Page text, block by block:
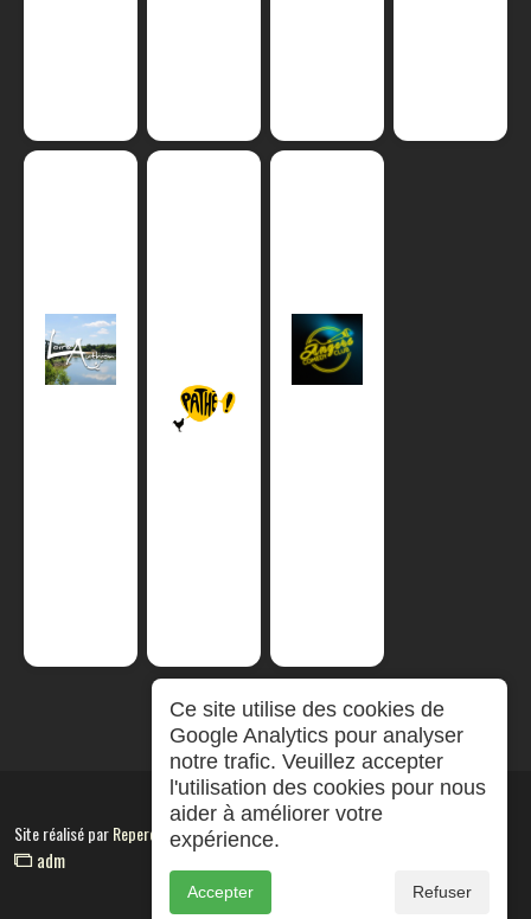
Site réalisé parRepereCom
adm
Ce site utilise des cookies de
Google Analytics pour analyser
notre trafic. Veuillez accepter
l'utilisation des cookies pour nous
aider à améliorer votre
expérience.
Accepter Refuser